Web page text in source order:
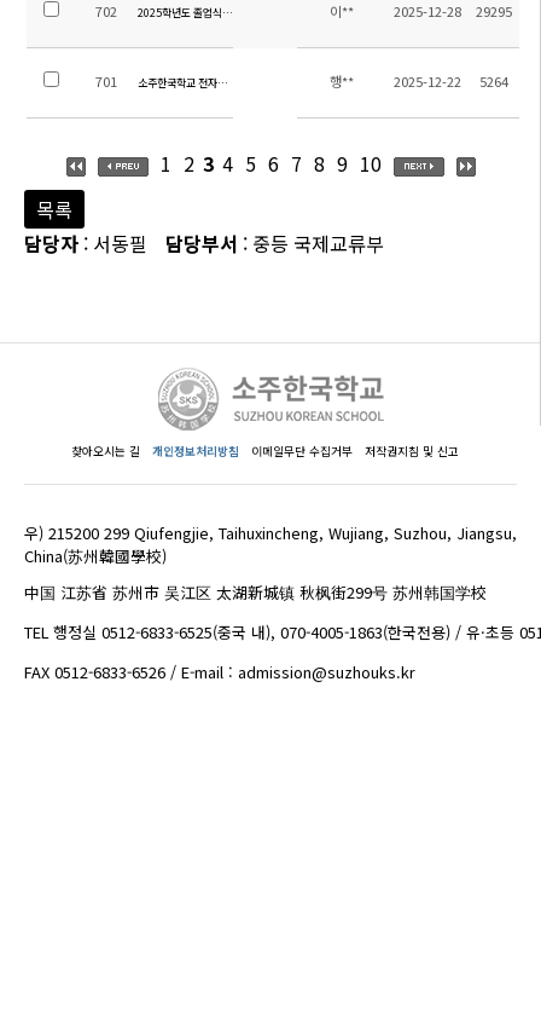
702 2025학년도 졸업식 안내 이** 2025-12-28 29295
701 소주한국학교 전자칠판 및 화이트보드(칠판) 구매 및 설치 입찰 공고(공고 제2025-10호)
행** 2025-12-22 5264
1 2 3 4 5 6 7 8 9 10
목록
담당자 : 서동필 담당부서 : 중등 국제교류부
찾아오시는 길 개인정보처리방침 이메일무단 수집거부 저작권지침 및 신고
우) 215200 299 Qiufengjie, Taihuxincheng, Wujiang, Suzhou, Jiangsu,
China(苏州韓國學校)
中国 江苏省 苏州市 吴江区 太湖新城镇 秋枫街299号 苏州韩国学校
TEL 행정실 0512-6833-6525(중국 내), 070-4005-1863(한국전용) / 유·초등
FAX 0512-6833-6526 / E-mail : admission@suzhouks.kr